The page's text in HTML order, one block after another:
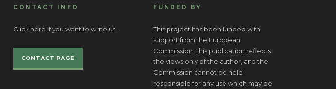
CONTACT INFO
Click here if you want to write us.
CONTACT PAGE
FUNDED BY
This project has been funded with
support from the European
Commission. This publication reflects
the views only of the author, and the
Commission cannot be held
responsible for any use which may be